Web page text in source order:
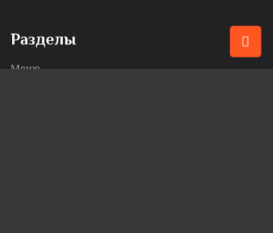
Разделы
Меню